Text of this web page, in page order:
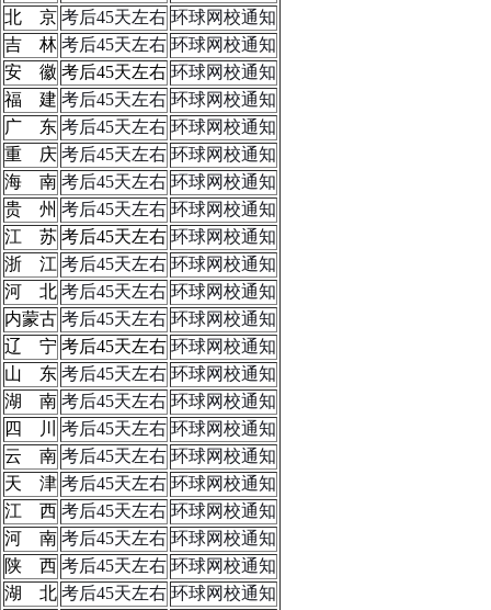
北 京 考后45天左右 环球网校通知
吉 林 考后45天左右 环球网校通知
安 徽 考后45天左右 环球网校通知
福 建 考后45天左右 环球网校通知
广 东 考后45天左右 环球网校通知
重 庆 考后45天左右 环球网校通知
海 南 考后45天左右 环球网校通知
贵 州 考后45天左右 环球网校通知
江 苏 考后45天左右 环球网校通知
浙 江 考后45天左右 环球网校通知
河 北 考后45天左右 环球网校通知
内蒙古 考后45天左右 环球网校通知
辽 宁 考后45天左右 环球网校通知
山 东 考后45天左右 环球网校通知
湖 南 考后45天左右 环球网校通知
四 川
考后45天左右 环球网校通知
云 南 考后45天左右 环球网校通知
天 津 考后45天左右 环球网校通知
江 西 考后45天左右 环球网校通知
河 南 考后45天左右 环球网校通知
陕 西 考后45天左右 环球网校通知
湖 北 考后45天左右 环球网校通知